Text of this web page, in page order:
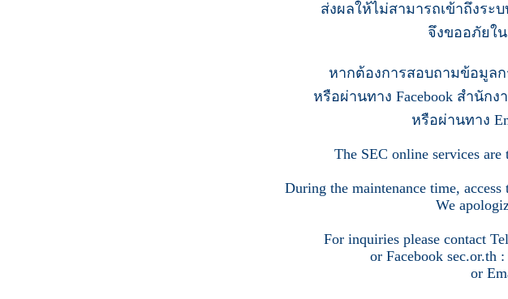
ส่งผลให้ไม่สามารถเข้าถึงระ
จึงขออภัยใ
หากต้องการสอบถามข้อมูลก
หรือผ่านทาง Facebook สำนักง
หรือผ่านทาง
The SEC online services
During the maintenance time,
We
For inquiries please contact
or Facebook sec.or.th
or